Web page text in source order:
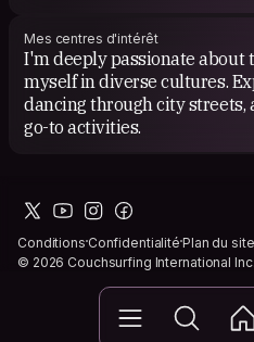
Mes centres d'intérêt
I'm deeply passionate
myself in diverse cultures.
dancing through city
go-to activities.
ConditionsConfidentialitéPlan du site
© 2026 Couchsurfing International Inc.